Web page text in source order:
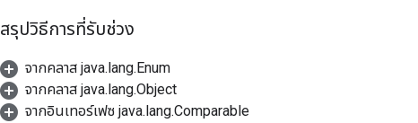
สรุปวิธีการที่รับช่วง
จากคลาส java.lang.Enum
จากคลาส java.lang.Object
จากอินเทอร์เฟซ java.lang.Comparable